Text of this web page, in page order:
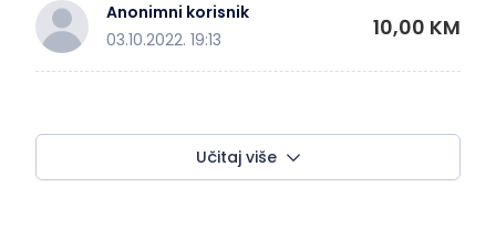
Anonimni korisnik
03.10.2022. 19:13
10,00 KM
Učitaj više